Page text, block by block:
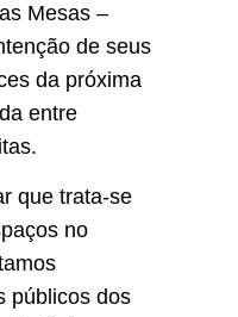
Mesas –
de seus
da próxima
entre
que trata-se
no
públicos dos